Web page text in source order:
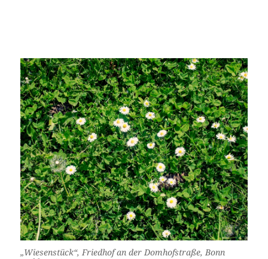
„Wiesenstück“, Friedhof an der Domhofstraße, Bonn